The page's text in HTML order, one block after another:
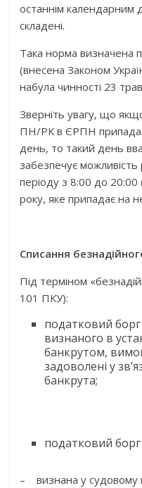
останнім календарним
складені.
Така норма визначена
(внесена Законом
набула чинності 23
Зверніть увагу, що
ПН/РК в ЄРПН припадає
день, то такий день
забезпечує
періоду з 8:00 до
року, яке припадає на
Списання
Під терміном
101 ПКУ):
податковий
визнаного в
банкрутом,
задоволені у
банкрута;
податковий борг
– визнана у судовому